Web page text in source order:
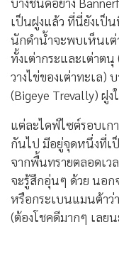
จากชายหาดไป (ส่ว
นั่นเอง)
จุดดำน้ำที่นี่ส่วนใหญ่จ
เล็ก (เล็กมากคือกว้า
มีเจ้าหน้าที่คอยดูแล แ
ของนักท่องเที่ยว ซึ่ง
ทำงานในพื้นที่นั้นเลย
Apo Island เป็นเก
แน่นมาก มีความหลา
เป็นบริเวณกว้าง (ลง